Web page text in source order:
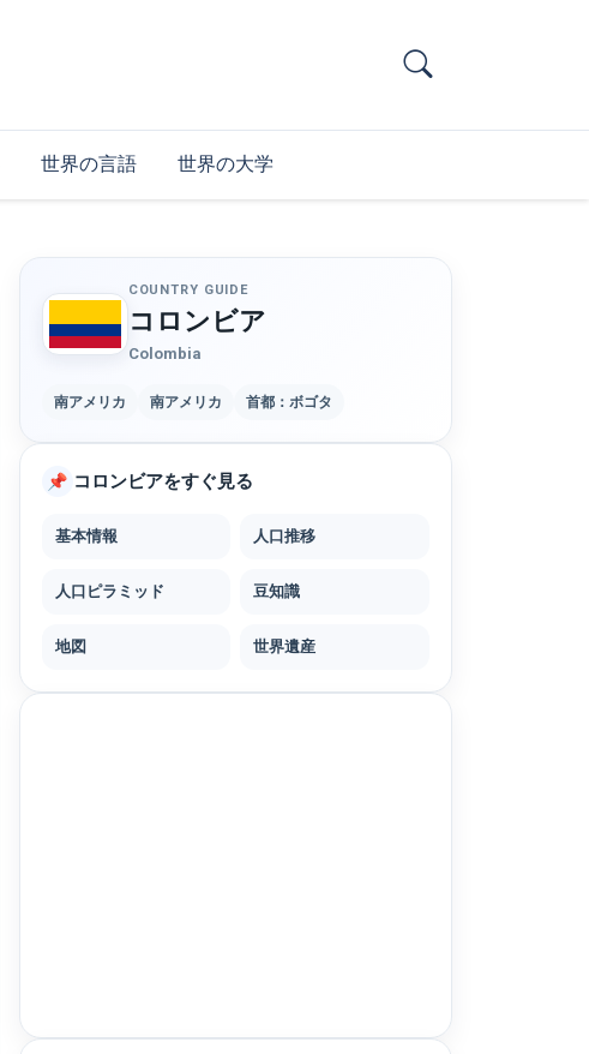
世界の言語 世界の大学
COUNTRY GUIDE
コロンビア
Colombia
南アメリカ 南アメリカ 首都：ボゴタ
📌 コロンビアをすぐ見る
基本情報 人口推移
人口ピラミッド 豆知識
地図 世界遺産